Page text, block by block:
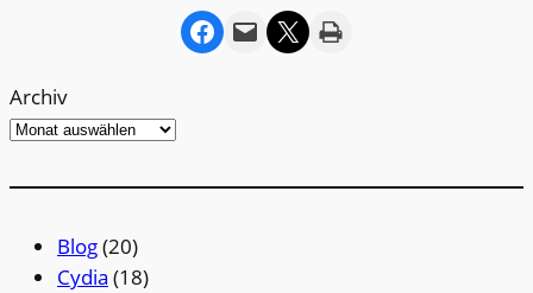
Share on Facebook Email this Page Share on X Print this Page
Archiv
Blog(20)
Cydia (18)